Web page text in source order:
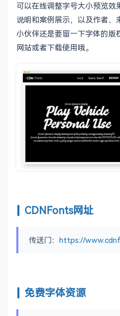
可以在线调整字号大小预览效
说明和案例展示，以及作者、
小伙伴还是要留一下字体的版
网站或者下载使用哦。
CDNFonts网址
传送门： https://
免费字体资源